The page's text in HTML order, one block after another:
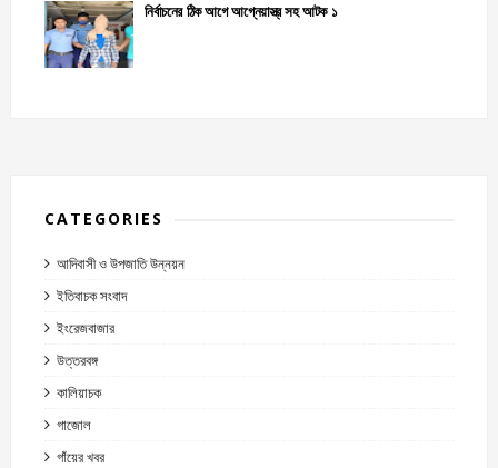
নির্বাচনের ঠিক আগে আগ্নেয়াস্ত্র সহ আটক ১
CATEGORIES
আদিবাসী ও উপজাতি উন্নয়ন
ইতিবাচক সংবাদ
ইংরেজবাজার
উত্তরবঙ্গ
কালিয়াচক
গাজোল
গাঁয়ের খবর